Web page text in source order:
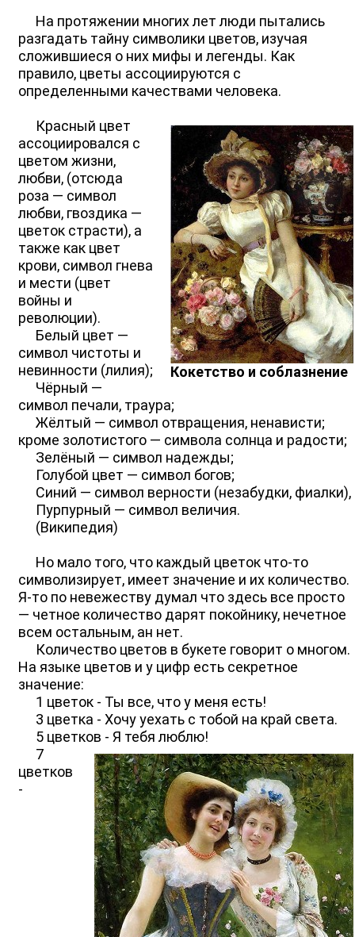
На протяжении многих лет люди пытались
разгадать тайну символики цветов, изучая
сложившиеся о них мифы и легенды. Как
правило, цветы ассоциируются с
определенными качествами человека.
Кокетство и соблазнение
Красный цвет
ассоциировался с
цветом жизни,
любви, (отсюда
роза — символ
любви, гвоздика —
цветок страсти), а
также как цвет
крови, символ гнева
и мести (цвет
войны и
революции).
Белый цвет —
символ чистоты и
невинности (лилия);
Чёрный —
символ печали, траура;
Жёлтый — символ отвращения, ненависти;
кроме золотистого — символа солнца и радости;
Зелёный — символ надежды;
Голубой цвет — символ богов;
Синий — символ верности (незабудки, фиалки),
Пурпурный — символ величия.
(Википедия)
Но мало того, что каждый цветок что-то
символизирует, имеет значение и их количество.
Я-то по невежеству думал что здесь все просто
— четное количество дарят покойнику, нечетное
всем остальным, ан нет.
Количество цветов в букете говорит о многом.
На языке цветов и у цифр есть секретное
значение:
1 цветок - Ты все, что у меня есть!
3 цветка - Хочу уехать с тобой на край света.
5 цветков - Я тебя люблю!
7
цветков
-